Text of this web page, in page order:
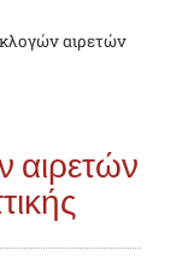
αιρετών
αιρετών